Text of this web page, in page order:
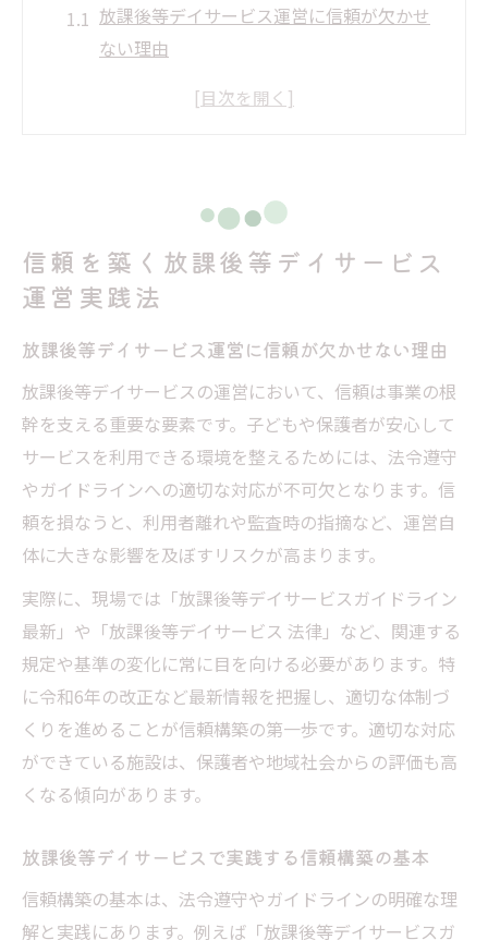
放課後等デイサービス運営に信頼が欠かせ
ない理由
放課後等デイサービスで実践する信頼構築
放課後等デイサービスの信頼向上へ具体的
な取り組み
保護者と地域と共に進める放課後等デイサ
社会的責任とは何か放課後等デイサービス視点
放課後等デイサービスの社会的責任の本質
を解説
基本的役割から考える放課後等デイサービ
スの責任
社会的責任を果たす放課後等デイサービス
放課後等デイサービスに求められる社会的
義務とは
放課後等デイサービスの社会的責任と地域
連携の重要性
法令遵守が放課後等デイサービスの質を高める
理由
義
法令遵守が放課後等デイサービス信頼性向
上に直結
信頼を築く放課後等デイサービス
運営実践法
放課後等デイサービス運営に信頼が欠かせない理由
放課後等デイサービスの運営において、信頼は事業の根
幹を支える重要な要素です。子どもや保護者が安心して
サービスを利用できる環境を整えるためには、法令遵守
やガイドラインへの適切な対応が不可欠となります。信
頼を損なうと、利用者離れや監査時の指摘など、運営自
体に大きな影響を及ぼすリスクが高まります。
実際に、現場では「放課後等デイサービスガイドライン
最新」や「放課後等デイサービス 法律」など、関連する
規定や基準の変化に常に目を向ける必要があります。特
に令和6年の改正など最新情報を把握し、適切な体制づ
くりを進めることが信頼構築の第一歩です。適切な対応
ができている施設は、保護者や地域社会からの評価も高
くなる傾向があります。
放課後等デイサービスで実践する信頼構築の基本
信頼構築の基本は、法令遵守やガイドラインの明確な理
解と実践にあります。例えば「放課後等デイサービスガ